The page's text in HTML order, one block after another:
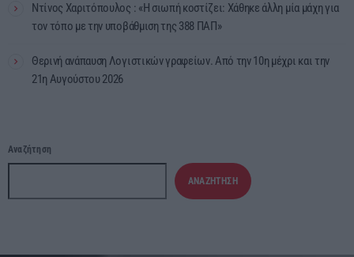
Ντίνος Χαριτόπουλος : «Η σιωπή κοστίζει: Χάθηκε άλλη μία μάχη για
τον τόπο με την υποβάθμιση της 388 ΠΑΠ»
Θερινή ανάπαυση Λογιστικών γραφείων. Από την 10η μέχρι και την
21η Αυγούστου 2026
Αναζήτηση
ΑΝΑΖΉΤΗΣΗ